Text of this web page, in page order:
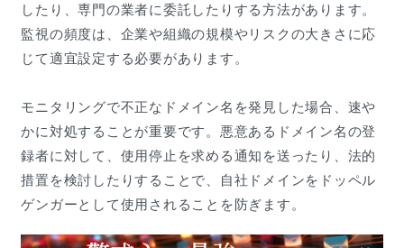
したり、専門の業者に委託したりする方法があります。
監視の頻度は、企業や組織の規模やリスクの大きさに応
じて適宜設定する必要があります。
モニタリングで不正なドメイン名を発見した場合、速や
かに対処することが重要です。悪意あるドメイン名の登
録者に対して、使用停止を求める通知を送ったり、法的
措置を検討したりすることで、自社ドメインをドッペル
ゲンガーとして使用されることを防ぎます。